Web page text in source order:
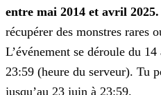
entre mai 2014 et avril 2025.
récupérer des monstres rares
L’événement se déroule du 14
23:59 (heure du serveur). Tu
jusqu’au 23 juin à 23:59.